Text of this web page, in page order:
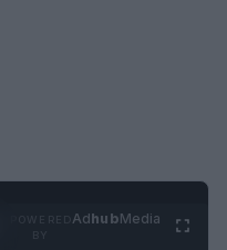
AdhubMedia